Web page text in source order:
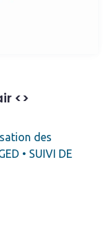
<>
des
• SUIVI DE